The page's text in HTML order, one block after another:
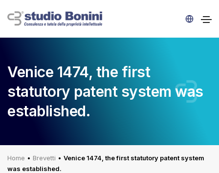
Venice 1474, the first
statutory patent system was
established.
Home • Brevetti • Venice 1474, the first statutory patent system
was established.